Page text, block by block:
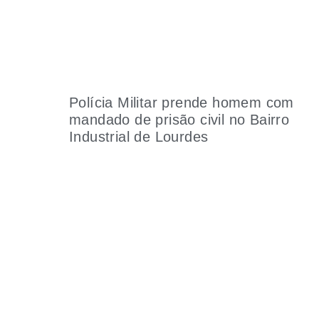
Polícia Militar prende homem com
mandado de prisão civil no Bairro
Industrial de Lourdes